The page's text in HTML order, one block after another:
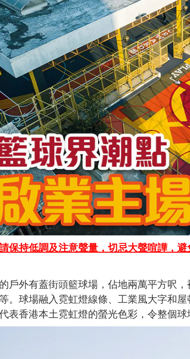
保持低調及注意聲量，切忌大聲喧譁，避
戶外有蓋街頭籃球場，佔地兩萬平方呎
。球場融入霓虹燈線條、工業風大字和
表香港本土霓虹燈的螢光色彩，令整個球